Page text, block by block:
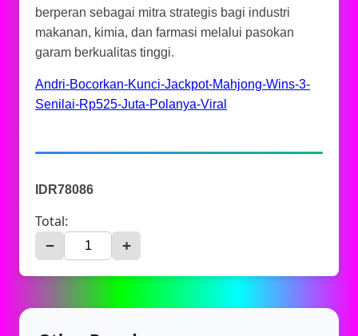
berperan sebagai mitra strategis bagi industri
makanan, kimia, dan farmasi melalui pasokan
garam berkualitas tinggi.
Andri-Bocorkan-Kunci-Jackpot-Mahjong-Wins-3-
Senilai-Rp525-Juta-Polanya-Viral
IDR78086
Total:
− +